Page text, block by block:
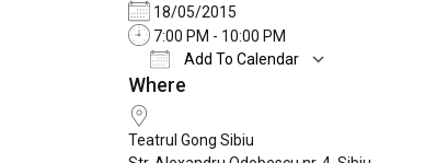
18/05/2015
7:00 PM - 10:00 PM
Add To Calendar
Download ICS
Where
Teatrul Gong Sibiu